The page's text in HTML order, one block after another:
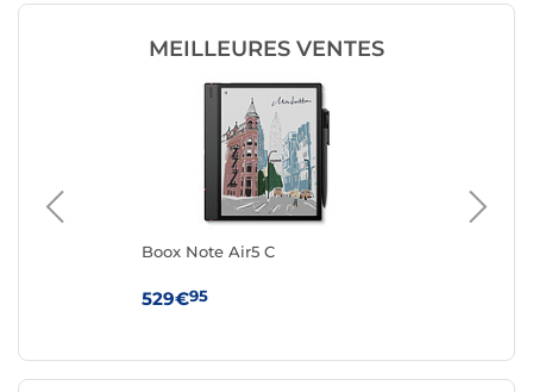
MEILLEURES VENTES
Boox Note Air5 C
529€95